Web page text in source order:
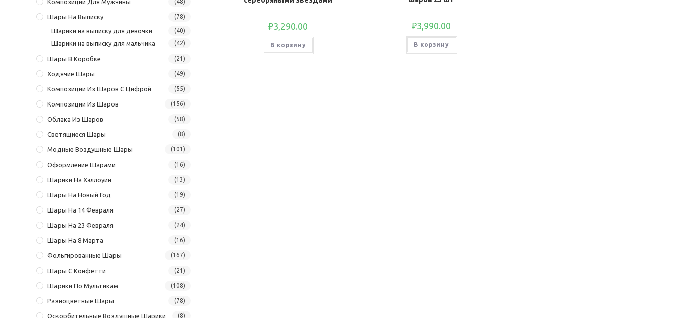
₽3,290.00
В корзину
₽3,990.00
В корзину
Композиции Для Мужчины
Шары На Выписку (78)
Шарики на выписку для девочки (40)
Шарики на выписку для мальчика (42)
Шары В Коробке (21)
Ходячие Шары (49)
Композиции Из Шаров С Цифрой (55)
Композиции Из Шаров (156)
Облака Из Шаров (58)
Светящиеся Шары (8)
Модные Воздушные Шары (101)
Оформление Шарами (16)
Шарики На Хэллоуин (13)
Шары На Новый Год (19)
Шары На 14 Февраля (27)
Шары На 23 Февраля (24)
Шары На 8 Марта (16)
Фольгированные Шары (167)
Шары С Конфетти (21)
Шарики По Мультикам (108)
Разноцветные Шары (78)
Оскорбительные Воздушные Шарики (8)